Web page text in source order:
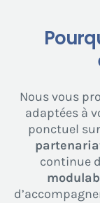
Nous vous
adaptées à
ponctuel
continue